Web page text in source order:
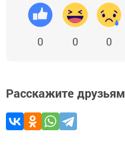
0 0 0
Расскажите друзьям